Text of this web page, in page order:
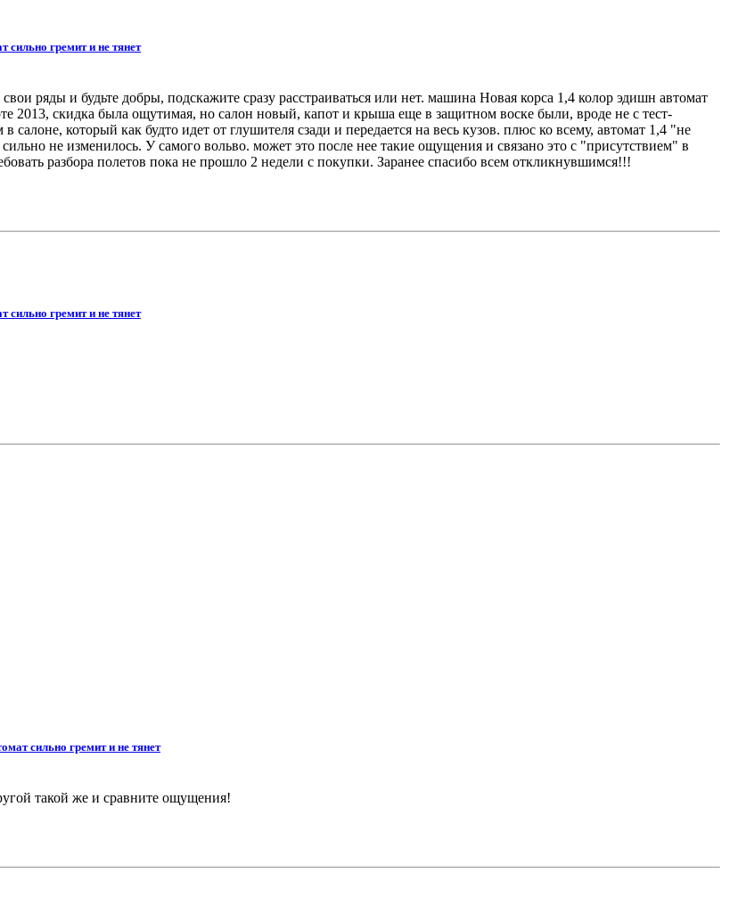
гремит и не тянет
ряды и будьте добры, подскажите сразу расстраиваться или нет. машина Новая корса 1,4 колор эдишн автомат
2013, скидка была ощутимая, но салон новый, капот и крыша еще в защитном воске были, вроде не с тест-
который как будто идет от глушителя сзади и передается на весь кузов. плюс ко всему, автомат 1,4 "не
не изменилось. У самого вольво. может это после нее такие ощущения и связано это с "присутствием" в
разбора полетов пока не прошло 2 недели с покупки. Заранее спасибо всем откликнувшимся!!!
гремит и не тянет
сильно гремит и не тянет
такой же и сравните ощущения!